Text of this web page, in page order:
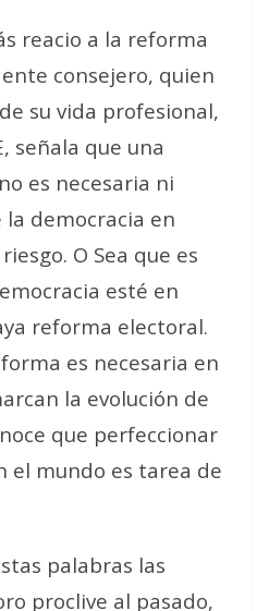
reacio a la reforma
consejero, quien
su vida profesional,
señala que una
es necesaria ni
democracia en
O Sea que es
esté en
reforma electoral.
es necesaria en
la evolución de
que perfeccionar
el mundo es tarea de
palabras las
proclive al pasado,